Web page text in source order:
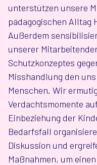
unterstützen unsere
pädagogischen Alltag
Außerdem
unserer
Schutzkonzeptes
Misshandlung den
Menschen. Wir
Verdachtsmomente
Einbeziehung der
Bedarfsfall
Diskussion und
Maßnahmen, um